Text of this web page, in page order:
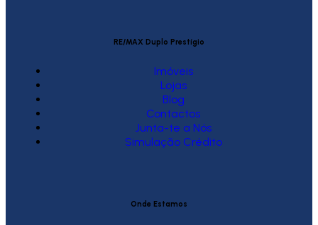
RE/MAX Duplo Prestígio
Imóveis
Lojas
Blog
Contactos
Junta-te a Nós
Simulação Crédito
Onde Estamos